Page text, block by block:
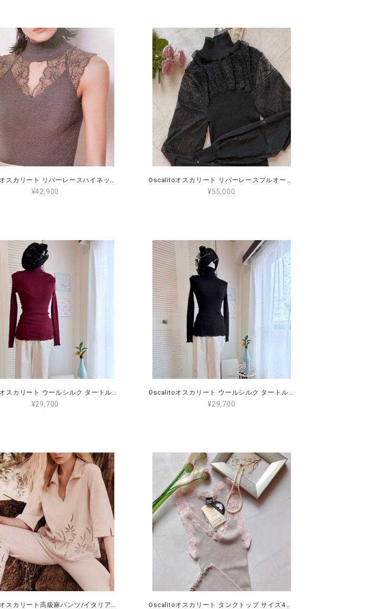
Oscalitoオスカリート リバーレースハイネックトップス ウールシルク サイズ4（L～2L）（11～13号）7611
¥42,900
Oscalitoオスカリート リバーレースプルオーバー ウールシルク サイズ4（L～2L）（11～13号）7408
¥55,000
Oscalitoオスカリート ウールシルク タートルハイネック（ボルドー色） 大きなサイズ4（L～2L）（11～13号）
¥29,700
Oscalitoオスカリート ウールシルク タートルハイネック（ブラック） 大きなサイズ4（L～2L）（11～13号）
¥29,700
Oscalitoオスカリート高級麻パンツ/イタリアサイズ4（日本サイズ13～15号）身長160～165㎝ぽっちゃりさんにおすすめ！7533 Oscalitoオスカリート タンクトップ サイズ4（L～2L）（11～13号）